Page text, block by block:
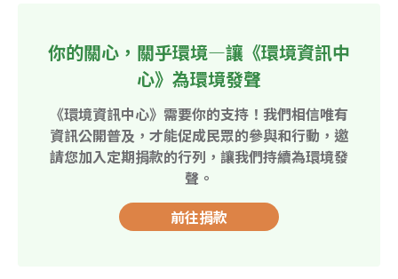
你的關心，關乎環境—讓《環境資訊中
心》為環境發聲
《環境資訊中心》需要你的支持！我們相信唯有
資訊公開普及，才能促成民眾的參與和行動，邀
請您加入定期捐款的行列，讓我們持續為環境發
聲。
前往捐款